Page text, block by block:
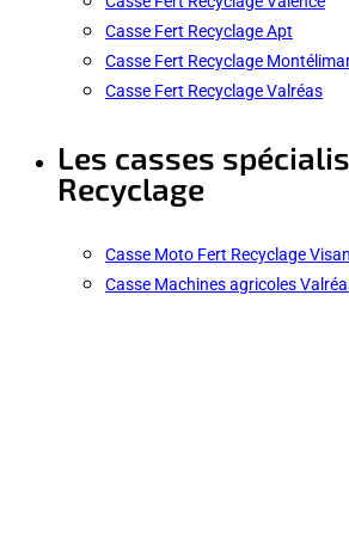
Casse Fert Recyclage Apt
Casse Fert Recyclage
Casse Fert Recyclage Valréas
Les casses
Recyclage
Casse Moto Fert Recyclage Visan
Casse Machines agricoles